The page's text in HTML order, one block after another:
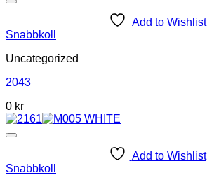
Add to Wishlist
Snabbkoll
Uncategorized
2043
0 kr
Add to Wishlist
Snabbkoll